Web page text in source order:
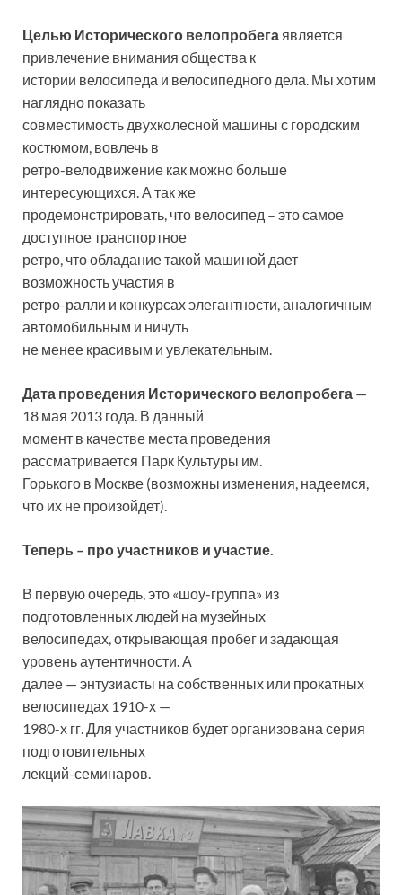
Целью Исторического велопробега является
привлечение внимания общества к
истории велосипеда и велосипедного дела. Мы хотим
наглядно показать
совместимость двухколесной машины с городским
костюмом, вовлечь в
ретро-велодвижение как можно больше
интересующихся. А так же
продемонстрировать, что велосипед – это самое
доступное транспортное
ретро, что обладание такой машиной дает
возможность участия в
ретро-ралли и конкурсах элегантности, аналогичным
автомобильным и ничуть
не менее красивым и увлекательным.
Дата проведения Исторического велопробега —
18 мая 2013 года. В данный
момент в качестве места проведения
рассматривается Парк Культуры им.
Горького в Москве (возможны изменения, надеемся,
что их не произойдет).
Теперь – про участников и участие.
В первую очередь, это «шоу-группа» из
подготовленных людей на музейных
велосипедах, открывающая пробег и задающая
уровень аутентичности. А
далее — энтузиасты на собственных или прокатных
велосипедах 1910-х —
1980-х гг. Для участников будет организована серия
подготовительных
лекций-семинаров.